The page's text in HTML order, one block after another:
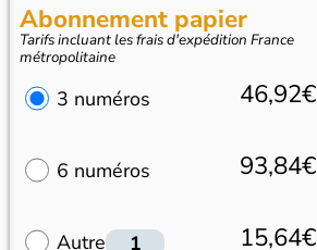
Abonnement papier
Tarifs incluant les frais d'expédition France
métropolitaine
3 numéros 46,92€
6 numéros 93,84€
Autre 15,64€